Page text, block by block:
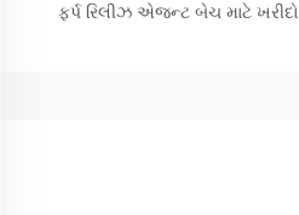
ફર્પ રિલીઝ એજન્ટ બેચ માટે ખરીદો